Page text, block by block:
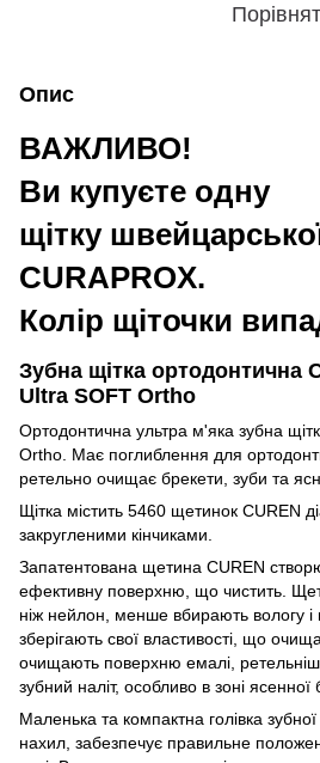
Опис
ВАЖЛИВО!
Ви купуєте одну
щітку
CURAPROX.
Колір щіточки
Зубна щітка ортодонтична
Ultra SOFT Ortho
Ортодонтична ультра м'яка зубна
Ortho. Має поглиблення для
ретельно очищає брекети, зуби та
Щітка містить 5460 щетинок CUREN
закругленими кінчиками.
Запатентована щетина CUREN
ефективну поверхню, що чистить.
ніж нейлон, менше вбирають вологу і
зберігають свої властивості, що
очищають поверхню емалі,
зубний наліт, особливо в зоні ясенної
Маленька та компактна голівка
нахил, забезпечує правильне